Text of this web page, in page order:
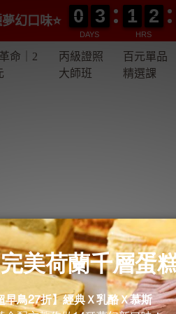
命｜2
丙級證照
大師班
百元單品
精選課
幻口味⭐️
DAYS
0
0
0
0 3
3
3
3
HRS
1
1
1
1 2
2
2
2